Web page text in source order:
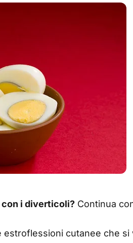
con i diverticoli? Continua
cutanee che